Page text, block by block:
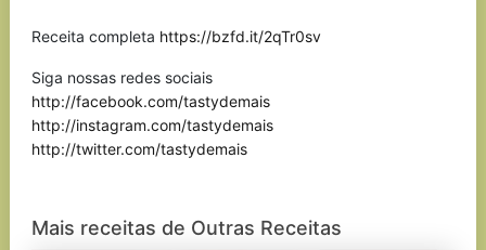
Receita completa https://bzfd.it/2qTr0sv
Siga nossas redes sociais
http://facebook.com/tastydemais
http://instagram.com/tastydemais
http://twitter.com/tastydemais
Mais receitas de Outras Receitas